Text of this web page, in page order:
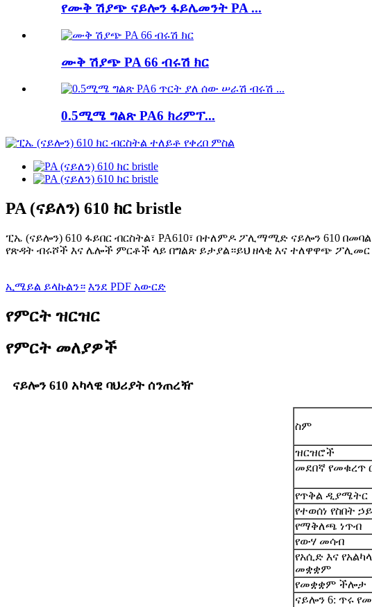
የሙቅ ሽያጭ ናይሎን ፋይሌመንት PA ...
ሙቅ ሽያጭ PA 66 ብሩሽ ክር
0.5ሚሜ ግልጽ PA6 ክሪምፕ...
PA (ናይለን) 610 ክር bristle
ፒኤ (ናይሎን) 610 ፋይበር ብርስትል፣ PA610፣ በተለምዶ ፖሊማሚድ ናይሎን 610
የጽዳት ብሩሾች እና ሌሎች ምርቶች ላይ በግልጽ ይታያል።ይህ ዘላቂ እና ተለዋዋጭ ፖሊመር
ኢሜይል ይላኩልን። እንደ PDF አውርድ
የምርት ዝርዝር
የምርት መለያዎች
ናይሎን 610 አካላዊ ባህሪያት ሰንጠረዥ
ስም
ዝርዝሮች
መደበኛ የመቁረጥ
የጥቅል ዲያሜትር
የተወሰነ የስበት
የማቅለጫ ነጥብ
የውሃ መሳብ
የአሲድ እና
መቋቋም
የመቋቋም ችሎታ
ናይሎን 6: ጥሩ